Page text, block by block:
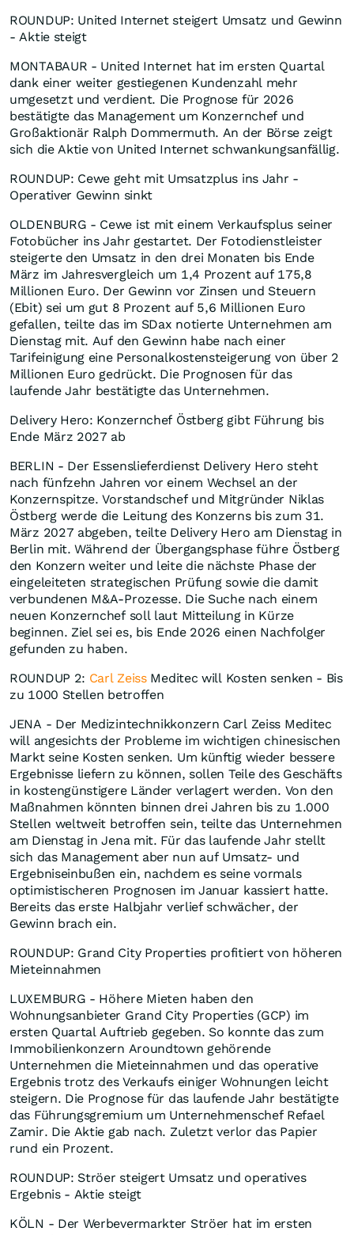
ROUNDUP: United Internet steigert Umsatz und Gewinn
- Aktie steigt
MONTABAUR - United Internet hat im ersten Quartal
dank einer weiter gestiegenen Kundenzahl mehr
umgesetzt und verdient. Die Prognose für 2026
bestätigte das Management um Konzernchef und
Großaktionär Ralph Dommermuth. An der Börse zeigt
sich die Aktie von United Internet schwankungsanfällig.
ROUNDUP: Cewe geht mit Umsatzplus ins Jahr -
Operativer Gewinn sinkt
OLDENBURG - Cewe ist mit einem Verkaufsplus seiner
Fotobücher ins Jahr gestartet. Der Fotodienstleister
steigerte den Umsatz in den drei Monaten bis Ende
März im Jahresvergleich um 1,4 Prozent auf 175,8
Millionen Euro. Der Gewinn vor Zinsen und Steuern
(Ebit) sei um gut 8 Prozent auf 5,6 Millionen Euro
gefallen, teilte das im SDax notierte Unternehmen am
Dienstag mit. Auf den Gewinn habe nach einer
Tarifeinigung eine Personalkostensteigerung von über 2
Millionen Euro gedrückt. Die Prognosen für das
laufende Jahr bestätigte das Unternehmen.
Delivery Hero: Konzernchef Östberg gibt Führung bis
Ende März 2027 ab
BERLIN - Der Essenslieferdienst Delivery Hero steht
nach fünfzehn Jahren vor einem Wechsel an der
Konzernspitze. Vorstandschef und Mitgründer Niklas
Östberg werde die Leitung des Konzerns bis zum 31.
März 2027 abgeben, teilte Delivery Hero am Dienstag in
Berlin mit. Während der Übergangsphase führe Östberg
den Konzern weiter und leite die nächste Phase der
eingeleiteten strategischen Prüfung sowie die damit
verbundenen M&A-Prozesse. Die Suche nach einem
neuen Konzernchef soll laut Mitteilung in Kürze
beginnen. Ziel sei es, bis Ende 2026 einen Nachfolger
gefunden zu haben.
ROUNDUP 2: Carl ZeissMeditec will Kosten senken - Bis
zu 1000 Stellen betroffen
JENA - Der Medizintechnikkonzern Carl Zeiss Meditec
will angesichts der Probleme im wichtigen chinesischen
Markt seine Kosten senken. Um künftig wieder bessere
Ergebnisse liefern zu können, sollen Teile des Geschäfts
in kostengünstigere Länder verlagert werden. Von den
Maßnahmen könnten binnen drei Jahren bis zu 1.000
Stellen weltweit betroffen sein, teilte das Unternehmen
am Dienstag in Jena mit. Für das laufende Jahr stellt
sich das Management aber nun auf Umsatz- und
Ergebniseinbußen ein, nachdem es seine vormals
optimistischeren Prognosen im Januar kassiert hatte.
Bereits das erste Halbjahr verlief schwächer, der
Gewinn brach ein.
ROUNDUP: Grand City Properties profitiert von höheren
Mieteinnahmen
LUXEMBURG - Höhere Mieten haben den
Wohnungsanbieter Grand City Properties (GCP) im
ersten Quartal Auftrieb gegeben. So konnte das zum
Immobilienkonzern Aroundtown gehörende
Unternehmen die Mieteinnahmen und das operative
Ergebnis trotz des Verkaufs einiger Wohnungen leicht
steigern. Die Prognose für das laufende Jahr bestätigte
das Führungsgremium um Unternehmenschef Refael
Zamir. Die Aktie gab nach. Zuletzt verlor das Papier
rund ein Prozent.
ROUNDUP: Ströer steigert Umsatz und operatives
Ergebnis - Aktie steigt
KÖLN - Der Werbevermarkter Ströer hat im ersten